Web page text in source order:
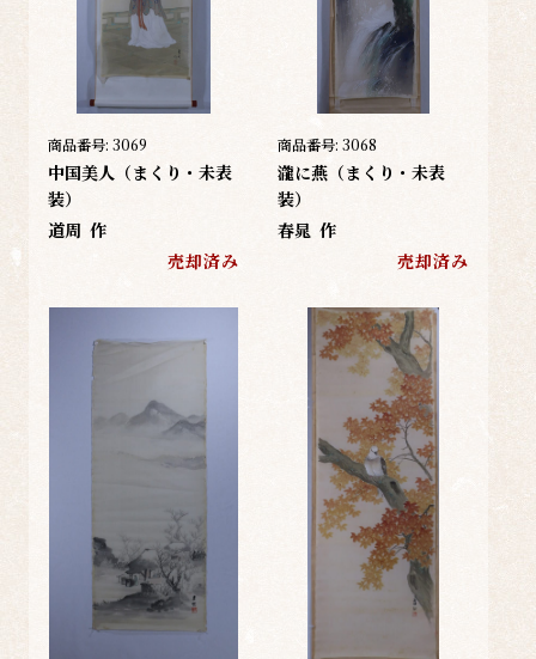
商品番号: 3069
中国美人（まくり・未表
装）
道周 作
売却済み
商品番号: 3068
瀧に燕（まくり・未表
装）
春晁 作
売却済み